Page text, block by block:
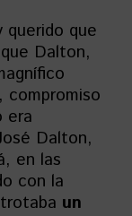
querido que
Dalton,
compromiso
era
Dalton,
en las
con la
un